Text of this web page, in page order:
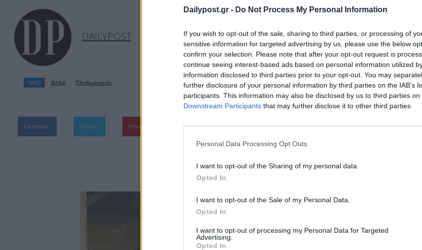
Dailypost.gr - Do Not Process My Personal Information
If you wish to opt-out of the sale, sharing to third parties, or processing of
sensitive information for targeted advertising by us, please use the below
confirm your selection. Please note that after your opt-out request is
continue seeing interest-based ads based on personal information utilized
information disclosed to third parties prior to your opt-out. You may
further disclosure of your personal information by third parties on the IAB’s
participants. This information may also be disclosed by us to third parties on
Downstream Participants that may further disclose it to other third parties.
Personal Data Processing Opt Outs
I want to opt-out of the Sharing of my personal data.
Opted In
I want to opt-out of the Sale of my Personal Data.
Opted In
I want to opt-out of processing my Personal Data for Targeted
Advertising.
Opted In
DAILYPOST
TAGS ΙΕΛΚΑ Πληθωρισμός
Facebook Twitter Pinterest WhatsApp